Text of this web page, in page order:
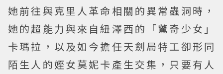
她前往與克里人革命相關的異常蟲洞時，
她的超能力與來自紐澤西的「驚奇少女」
卡瑪拉，以及如今擔任天劍局特工卻形同
陌生人的姪女莫妮卡產生交集，只要有人